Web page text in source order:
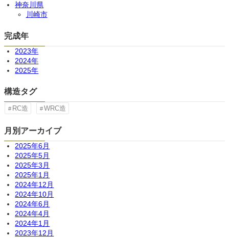
神奈川県
川崎市
完成年
2023年
2024年
2025年
構造タグ
RC造 WRC造
月別アーカイブ
2025年6月
2025年5月
2025年3月
2025年1月
2024年12月
2024年10月
2024年6月
2024年4月
2024年1月
2023年12月